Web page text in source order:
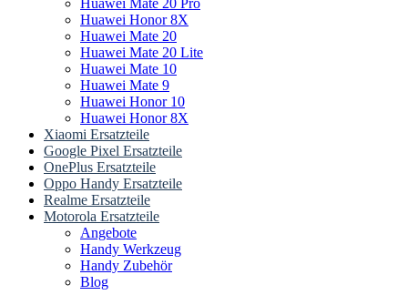
Huawei Honor 8X
Huawei Mate 20
Huawei Mate 20 Lite
Huawei Mate 10
Huawei Mate 9
Huawei Honor 10
Huawei Honor 8X
Xiaomi Ersatzteile
Google Pixel Ersatzteile
OnePlus Ersatzteile
Oppo Handy Ersatzteile
Realme Ersatzteile
Motorola Ersatzteile
Angebote
Handy Werkzeug
Handy Zubehör
Blog